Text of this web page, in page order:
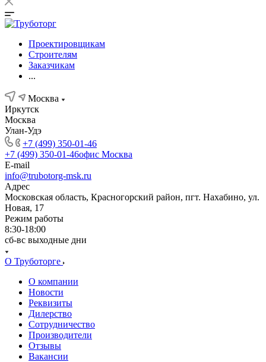
Проектировщикам
Строителям
Заказчикам
...
Москва
Иркутск
Москва
Улан-Удэ
+7 (499) 350-01-46
+7 (499) 350-01-46офис Москва
E-mail
info@trubotorg-msk.ru
Адрес
Московская область, Красногорский район, пгт. Нахабино, ул.
Новая, 17
Режим работы
8:30-18:00
сб-вс выходные дни
О Труботорге
О компании
Новости
Реквизиты
Дилерство
Сотрудничество
Производители
Отзывы
Вакансии